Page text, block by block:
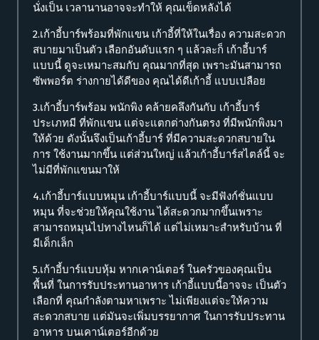
นั่งเป็น เวลานานอาจจะทำให้ คุณเข็ดหลังได้
2.เก้าอี้บาร์พร้อมที่พักแขน เก้าอี้ที่ให้ในเรื่อง ความสะดวก
สบายมาเป็นตัว เลือกอันดับแรก ๆ แล้วละก็ เก้าอี้บาร์
แบบนี้ ดูจะเหมาะสมกับ คุณมากที่สุด เพราะมันสามารถ
ซัพพอร์ต ร่างกายได้ดีของ คุณได้ดีเก้าอี้ แบบเปลือย
3.เก้าอี้บาร์พร้อม พนักพิง คล้ายคลึงกันกับ เก้าอี้บาร์
ประเภทมี ที่พักแขน แต่จะแตกต่างกันตรง ที่มีพนักพิงมา
ให้ด้วย ดังนั้นจึงเป็นเก้าอี้บาร์ ที่มีความสะดวกสบายใน
การ ใช้งานมากขึ้น แต่ส่วนใหญ่ แล้วเก้าอี้บาร์สไตล์นี้ จะ
ไม่มีที่พักแขนมาให้
4.เก้าอี้บาร์แบบหมุน เก้าอี้บาร์แบบนี้ จะมีฟังก์ชั่นแบบ
หมุน ที่จะช่วยให้คุณใช้งาน ได้สะดวกมากขึ้นเพราะ
สามารถหมุนไปทางไหนก็ได้ แต่ไม่เหมาะสำหรับบ้าน ที่
มีเด็กเล็ก
5.เก้าอี้บาร์แบบหุ้ม หากเคาน์เตอร์ ในครัวของคุณเป็น
พื้นที่ ในการรับประทานอาหาร เก้าอี้แบบนี้อาจจะ เป็นตัว
เลือกที่ คุณกำลังตามหาเพราะ ไม่เพียงแต่จะให้ความ
สะดวกสบาย แต่มันจะเพิ่มบรรยากาศ ในการรับประทาน
อาหาร บนเคาน์เตอร์อีกด้วย